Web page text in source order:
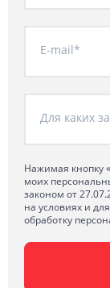
E-mail*
Для каких
Нажимая кнопку
моих
законом от
на условиях и
обработку